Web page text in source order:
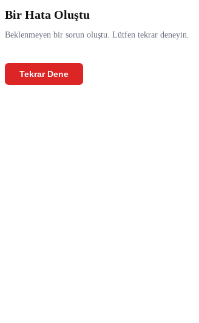
Bir Hata Oluştu
Beklenmeyen bir sorun oluştu. Lütfen tekrar deneyin.
Tekrar Dene